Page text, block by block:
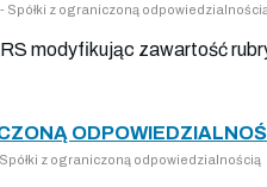
Spółki z ograniczoną odpowiedzialnością
modyfikując zawartość
z ograniczoną odpowiedzialnością